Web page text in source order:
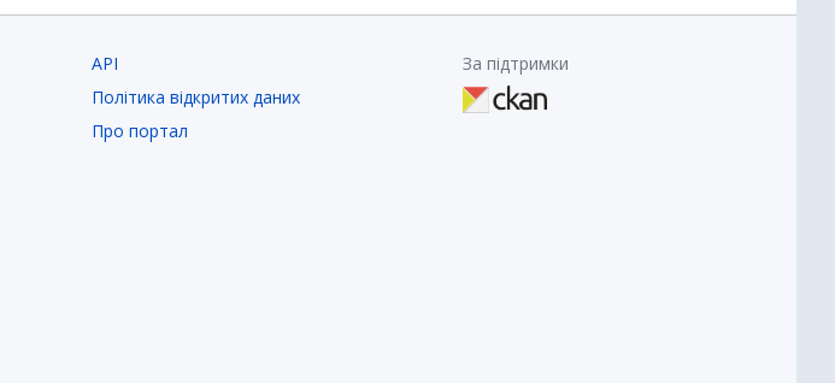
API
Політика відкритих даних
Про портал
За підтримки